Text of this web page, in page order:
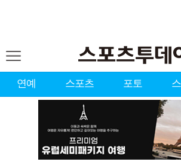
연예 스포츠 포토